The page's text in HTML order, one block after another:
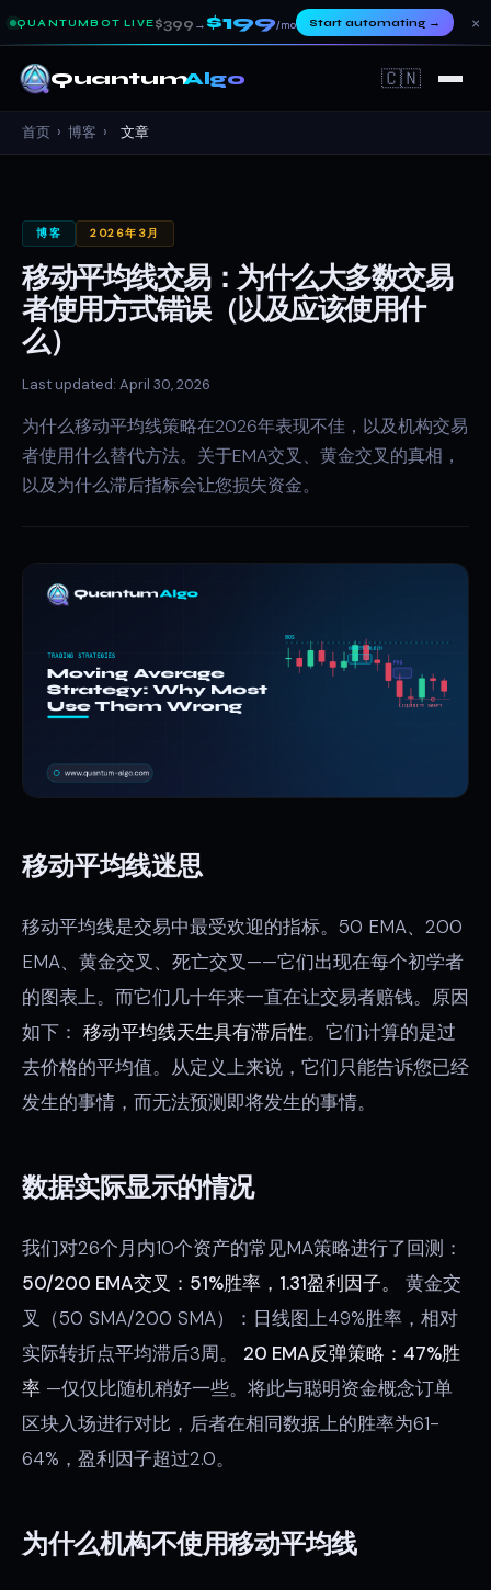
QUANTUMBOT LIVE $399 → $199/mo Start automating→ ×
QuantumAlgo 🇨🇳
首页 › 博客 › 文章
博客 2026年3月
移动平均线交易：为什么大多数交易
者使用方式错误（以及应该使用什
么）
Last updated: April 30, 2026
为什么移动平均线策略在2026年表现不佳，以及机构交易
者使用什么替代方法。关于EMA交叉、黄金交叉的真相，
以及为什么滞后指标会让您损失资金。
移动平均线迷思
移动平均线是交易中最受欢迎的指标。50 EMA、200
EMA、黄金交叉、死亡交叉——它们出现在每个初学者
的图表上。而它们几十年来一直在让交易者赔钱。原因
如下： 移动平均线天生具有滞后性。它们计算的是过
去价格的平均值。从定义上来说，它们只能告诉您已经
发生的事情，而无法预测即将发生的事情。
数据实际显示的情况
我们对26个月内10个资产的常见MA策略进行了回测：
50/200 EMA交叉：51%胜率，1.31盈利因子。
黄金交
叉（50 SMA/200 SMA）：日线图上49%胜率，相对
实际转折点平均滞后3周。 20 EMA反弹策略：47%胜
率 —仅仅比随机稍好一些。将此与聪明资金概念订单
区块入场进行对比，后者在相同数据上的胜率为61-
64%，盈利因子超过2.0。
为什么机构不使用移动平均线